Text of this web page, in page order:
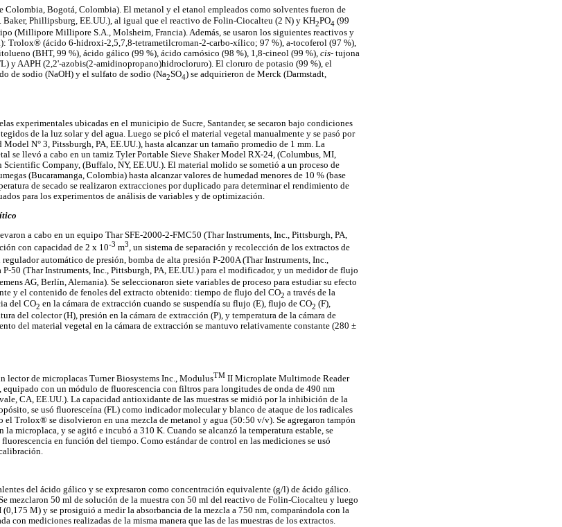
Colombia, Bogotá, Colombia). El metanol y el etanol empleados como solventes fueron de
Phillipsburg, EE.UU.), al igual que el reactivo de Folin-Ciocalteu (2 N) y KH2PO4 (99
(Millipore Millipore S.A., Molsheim, Francia). Además, se usaron los siguientes reactivos y
Trolox® (ácido 6-hidroxi-2,5,7,8-tetrametilcroman-2-carbo-xílico; 97 %), a-tocoferol (97 %),
(BHT, 99 %), ácido gálico (99 %), ácido carnósico (98 %), 1,8-cineol (99 %), cis- tujona
y AAPH (2,2'-azobis(2-amidinopropano)hidrocloruro). El cloruro de potasio (99 %), el
de sodio (NaOH) y el sulfato de sodio (Na2SO4) se adquirieron de Merck (Darmstadt,
experimentales ubicadas en el municipio de Sucre, Santander, se secaron bajo condiciones
de la luz solar y del agua. Luego se picó el material vegetal manualmente y se pasó por
N° 3, Pitssburgh, PA, EE.UU.), hasta alcanzar un tamaño promedio de 1 mm. La
se llevó a cabo en un tamiz Tyler Portable Sieve Shaker Model RX-24, (Columbus, MI,
Scientific Company, (Buffalo, NY, EE.UU.). El material molido se sometió a un proceso de
(Bucaramanga, Colombia) hasta alcanzar valores de humedad menores de 10 % (base
de secado se realizaron extracciones por duplicado para determinar el rendimiento de
para los experimentos de análisis de variables y de optimización.
a cabo en un equipo Thar SFE-2000-2-FMC50 (Thar Instruments, Inc., Pittsburgh, PA,
con capacidad de 2 x 10-3 m3, un sistema de separación y recolección de los extractos de
regulador automático de presión, bomba de alta presión P-200A (Thar Instruments, Inc.,
P-50 (Thar Instruments, Inc., Pittsburgh, PA, EE.UU.) para el modificador, y un medidor de flujo
AG, Berlín, Alemania). Se seleccionaron siete variables de proceso para estudiar su efecto
y el contenido de fenoles del extracto obtenido: tiempo de flujo del CO2 a través de la
del CO2 en la cámara de extracción cuando se suspendía su flujo (E), flujo de CO2 (F),
del colector (H), presión en la cámara de extracción (P), y temperatura de la cámara de
del material vegetal en la cámara de extracción se mantuvo relativamente constante (280 ±
lector de microplacas Turner Biosystems Inc., ModulusTM II Microplate Multimode Reader
con un módulo de fluorescencia con filtros para longitudes de onda de 490 nm
CA, EE.UU.). La capacidad antioxidante de las muestras se midió por la inhibición de la
se usó fluoresceína (FL) como indicador molecular y blanco de ataque de los radicales
el Trolox® se disolvieron en una mezcla de metanol y agua (50:50 v/v). Se agregaron tampón
la microplaca, y se agitó e incubó a 310 K. Cuando se alcanzó la temperatura estable, se
en función del tiempo. Como estándar de control en las mediciones se usó
del ácido gálico y se expresaron como concentración equivalente (g/l) de ácido gálico.
mezclaron 50 ml de solución de la muestra con 50 ml del reactivo de Folin-Ciocalteu y luego
M) y se prosiguió a medir la absorbancia de la mezcla a 750 nm, comparándola con la
con mediciones realizadas de la misma manera que las de las muestras de los extractos.